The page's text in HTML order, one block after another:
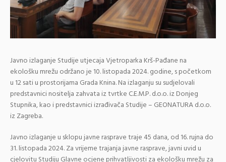
Javno izlaganje Studije utjecaja Vjetroparka Krš-Pađane na
ekološku mrežu održano je 10. listopada 2024. godine, s početkom
u 12 sati u prostorijama Grada Knina. Na izlaganju su sudjelovali
predstavnici nositelja zahvata iz tvrtke C.E.M.P. d.o.o. iz Donjeg
Stupnika, kao i predstavnici izrađivača Studije – GEONATURA d.o.o.
iz Zagreba.
Javno izlaganje u sklopu javne rasprave traje 45 dana, od 16. rujna do
31. listopada 2024. Za vrijeme trajanja javne rasprave, javni uvid u
cjelovitu Studiju Glavne ocjene prihvatljivosti za ekološku mrežu za